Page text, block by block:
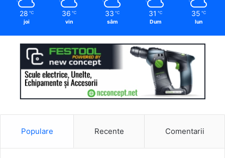
28 ℃
joi
36 ℃
vin
33 ℃
sâm
31 ℃
Dum
35 ℃
lun
Populare Recente Comentarii